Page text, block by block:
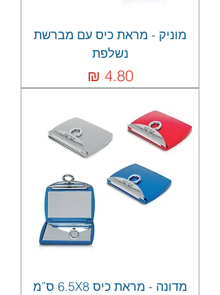
מוניק - מראת כיס עם מברשת
נשלפת
מחיר‏4.80 ‏₪
מדונה - מראת כיס 6.5X8 ס”מ